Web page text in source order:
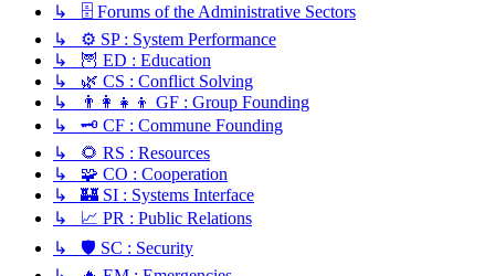
↳ 🗄️ Forums of the Administrative Sectors
↳ ⚙️ SP : System Performance
↳ 🦉 ED : Education
↳ 🌿 CS : Conflict Solving
↳ 👨‍👩‍👧‍👦 GF : Group Founding
↳ 🗝️ CF : Commune Founding
↳ 🌻 RS : Resources
↳ 🧩 CO : Cooperation
↳ 🏰 SI : Systems Interface
↳ 📈 PR : Public Relations
↳ 🛡️ SC : Security